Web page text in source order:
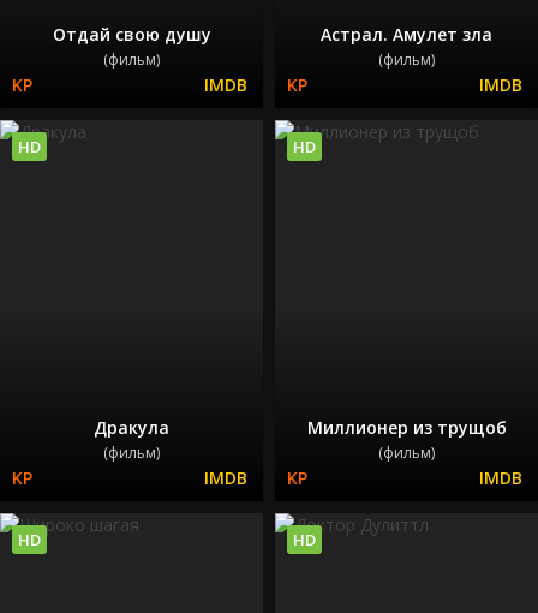
Отдай свою душу
(фильм)
Астрал. Амулет зла
(фильм)
Дракула
(фильм)
HD
Миллионер из трущоб
(фильм)
HD
HD HD